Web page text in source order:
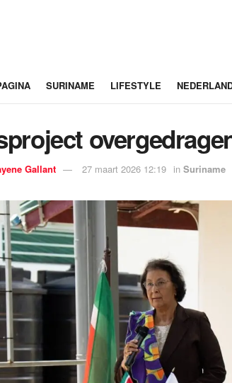
SURINAME LIFESTYLE
Gallant 27 maart 2026 12:19 in Suriname